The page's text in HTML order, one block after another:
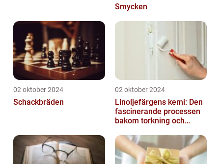
Smycken
02 oktober 2024
Schackbräden
02 oktober 2024
Linoljefärgens kemi: Den
fascinerande processen
bakom torkning och